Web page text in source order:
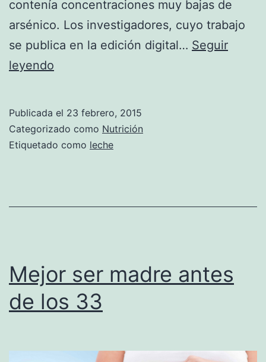
contenía concentraciones muy bajas de
arsénico. Los investigadores, cuyo trabajo
se publica en la edición digital… Seguir
leyendo
vs
Leche
Publicada el 23 febrero, 2015
Categorizado como Nutrición
Etiquetado como leche
Mejor ser madre antes
de los 33